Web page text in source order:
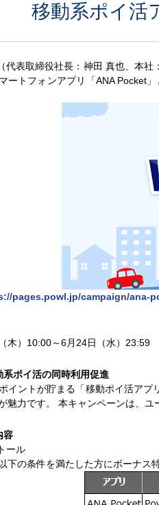
移動系ポイ活
代表取締役社長：神田 真也、本
ートフォンアプリ「ANA Pocket
pages.powl.jp/campaign/ana-
木）10:00～6月24日（水）23:59
系ポイ活の同時利用促進
イントが貯まる「移動ポイ活ア
魅力です。 本キャンペーンは、
容
ール
下の条件を満たした方にボーナス